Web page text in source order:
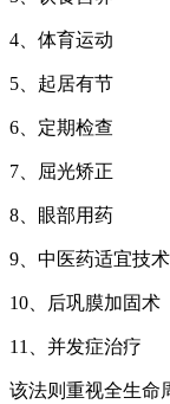
4、体育运动
5、起居有节
6、定期检查
7、屈光矫正
8、眼部用药
9、中医药适宜技术
10、后巩膜加固术
11、并发症治疗
该法则重视全生命